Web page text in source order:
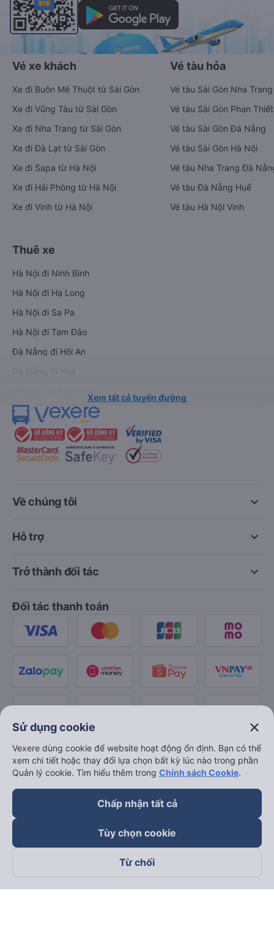
Vé xe khách
Xe đi Buôn Mê Thuột từ Sài Gòn
Xe đi Vũng Tàu từ Sài Gòn
Xe đi Nha Trang từ Sài Gòn
Xe đi Đà Lạt từ Sài Gòn
Xe đi Sapa từ Hà Nội
Xe đi Hải Phòng từ Hà Nội
Xe đi Vinh từ Hà Nội
Vé tàu hỏa
Vé tàu Sài Gòn Nha Trang
Vé tàu Sài Gòn Phan Thiết
Vé tàu Sài Gòn Đà Nẵng
Vé tàu Sài Gòn Hà Nội
Vé tàu Nha Trang Đà
Vé tàu Đà Nẵng Huế
Vé tàu Hà Nội Vinh
Thuê xe
Hà Nội đi Ninh Bình
Hà Nội đi Hạ Long
Hà Nội đi Sa Pa
Hà Nội đi Tam Đảo
Đà Nẵng đi Hội An
Xem tất cả tuyến đường
keyboard_arrow_down
Về chúng tôi
keyboard_arrow_down
Hỗ trợ
keyboard_arrow_down
Trở thành đối tác
Đối tác thanh toán
Theo dõi chúng tôi trên
Sử dụng cookie close
Vexere dùng cookie để website hoạt động ổn định. Bạn có thể
xem chi tiết hoặc thay đổi lựa chọn bất kỳ lúc nào trong phần
Quản lý cookie. Tìm hiểu thêm trong Chính sách Cookie.
Chấp nhận tất cả
Tùy chọn cookie
Từ chối